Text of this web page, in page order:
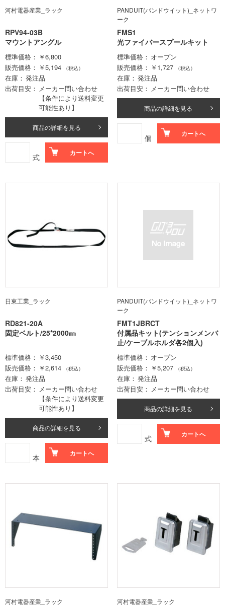
河村電器産業_ラック
RPV94-03B
マウントアングル
標準価格
￥6,800
販売価格
￥5,194 （税込）
在庫
発注品
出荷目安
メーカー問い合わせ
【条件により送料変更
可能性あり】
商品の詳細を見る
式 カートへ
PANDUIT(パンドウイット)_ネットワ
ーク
FMS1
光ファイバースプールキット
標準価格
オープン
販売価格
￥1,727 （税込）
在庫
発注品
出荷目安
メーカー問い合わせ
商品の詳細を見る
個 カートへ
日東工業_ラック
RD821-20A
固定ベルト/25*2000㎜
標準価格
￥3,450
販売価格
￥2,614 （税込）
在庫
発注品
出荷目安
メーカー問い合わせ
【条件により送料変更
可能性あり】
商品の詳細を見る
本 カートへ
PANDUIT(パンドウイット)_ネットワ
ーク
FMT1JBRCT
付属品キット(テンションメンバ
止/ケーブルホルダ各2個入)
標準価格
オープン
販売価格
￥5,207 （税込）
在庫
発注品
出荷目安
メーカー問い合わせ
商品の詳細を見る
式 カートへ
河村電器産業_ラック 河村電器産業_ラック